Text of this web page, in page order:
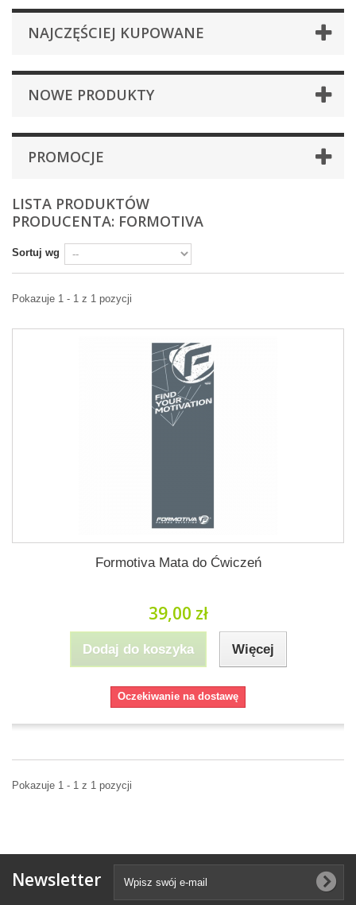
NAJCZĘŚCIEJ KUPOWANE
NOWE PRODUKTY
PROMOCJE
LISTA PRODUKTÓW
PRODUCENTA: FORMOTIVA
Sortuj wg
Pokazuje 1 - 1 z 1 pozycji
Formotiva Mata do Ćwiczeń
39,00 zł
Dodaj do koszyka Więcej
Oczekiwanie na dostawę
Pokazuje 1 - 1 z 1 pozycji
Newsletter